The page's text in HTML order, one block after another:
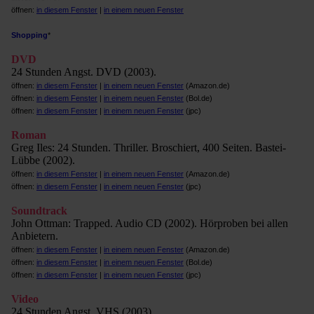
öffnen: in diesem Fenster | in einem neuen Fenster
Shopping*
DVD
24 Stunden Angst. DVD (2003).
öffnen: in diesem Fenster | in einem neuen Fenster (Amazon.de)
öffnen: in diesem Fenster | in einem neuen Fenster (Bol.de)
öffnen: in diesem Fenster | in einem neuen Fenster (jpc)
Roman
Greg Iles: 24 Stunden. Thriller. Broschiert, 400 Seiten. Bastei-
Lübbe (2002).
öffnen: in diesem Fenster | in einem neuen Fenster (Amazon.de)
öffnen: in diesem Fenster | in einem neuen Fenster (jpc)
Soundtrack
John Ottman: Trapped. Audio CD (2002). Hörproben bei allen
Anbietern.
öffnen: in diesem Fenster | in einem neuen Fenster (Amazon.de)
öffnen: in diesem Fenster | in einem neuen Fenster (Bol.de)
öffnen: in diesem Fenster | in einem neuen Fenster (jpc)
Video
24 Stunden Angst. VHS (2003).